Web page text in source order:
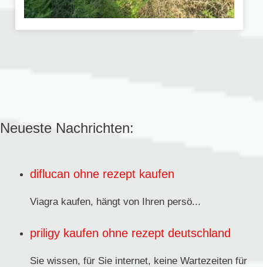
Neueste Nachrichten:
diflucan ohne rezept kaufen
Viagra kaufen, hängt von Ihren persö...
priligy kaufen ohne rezept deutschland
Sie wissen, für Sie internet, keine Wartezeiten für